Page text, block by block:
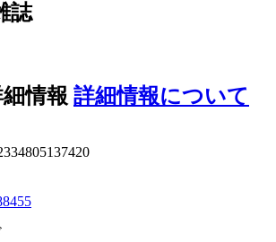
誌
情報 詳細情報について